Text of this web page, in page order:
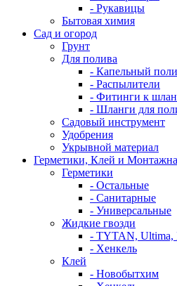
- Рукавицы
Бытовая химия
Сад и огород
Грунт
Для полива
- Капельный
- Распылители
- Фитинги к
- Шланги для
Садовый инструмент
Удобрения
Укрывной материал
Герметики, Клей и
Герметики
- Остальные
- Санитарные
- Универсальные
Жидкие гвозди
- TYTAN, Ultima,
- Хенкель
Клей
- Новобытхим